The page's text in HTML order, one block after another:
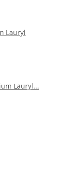
Lauryl